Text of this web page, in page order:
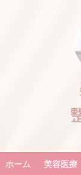
ホーム 美容医療